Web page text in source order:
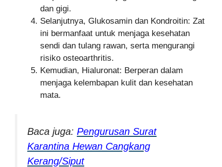
dan gigi.
Selanjutnya, Glukosamin dan Kondroitin: Zat
ini bermanfaat untuk menjaga kesehatan
sendi dan tulang rawan, serta mengurangi
risiko osteoarthritis.
Kemudian, Hialuronat: Berperan dalam
menjaga kelembapan kulit dan kesehatan
mata.
Baca juga: Pengurusan Surat
Karantina Hewan Cangkang
Kerang/Siput